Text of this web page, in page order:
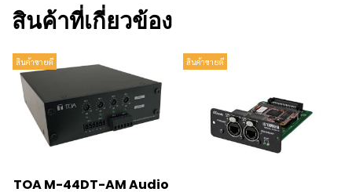
สินค้าที่เกี่ยวข้อง
สินค้าขายดี
TOA M-44DT-AM Audio
สินค้าขายดี